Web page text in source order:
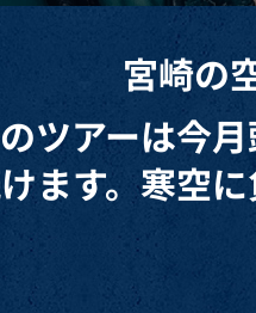
宮崎の
ツアーは今
ます。寒空